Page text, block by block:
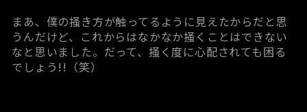
まあ、僕の掻き方が触ってるように見えたからだと思
うんだけど、これからはなかなか掻くことはできない
なと思いました。だって、掻く度に心配されても困る
でしょう!!（笑）